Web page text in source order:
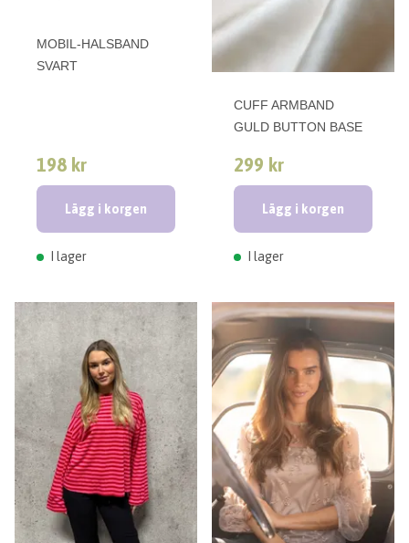
MOBIL-HALSBAND
SVART
198 kr
Lägg i korgen
I lager
CUFF ARMBAND
GULD BUTTON BASE
299 kr
Lägg i korgen
I lager